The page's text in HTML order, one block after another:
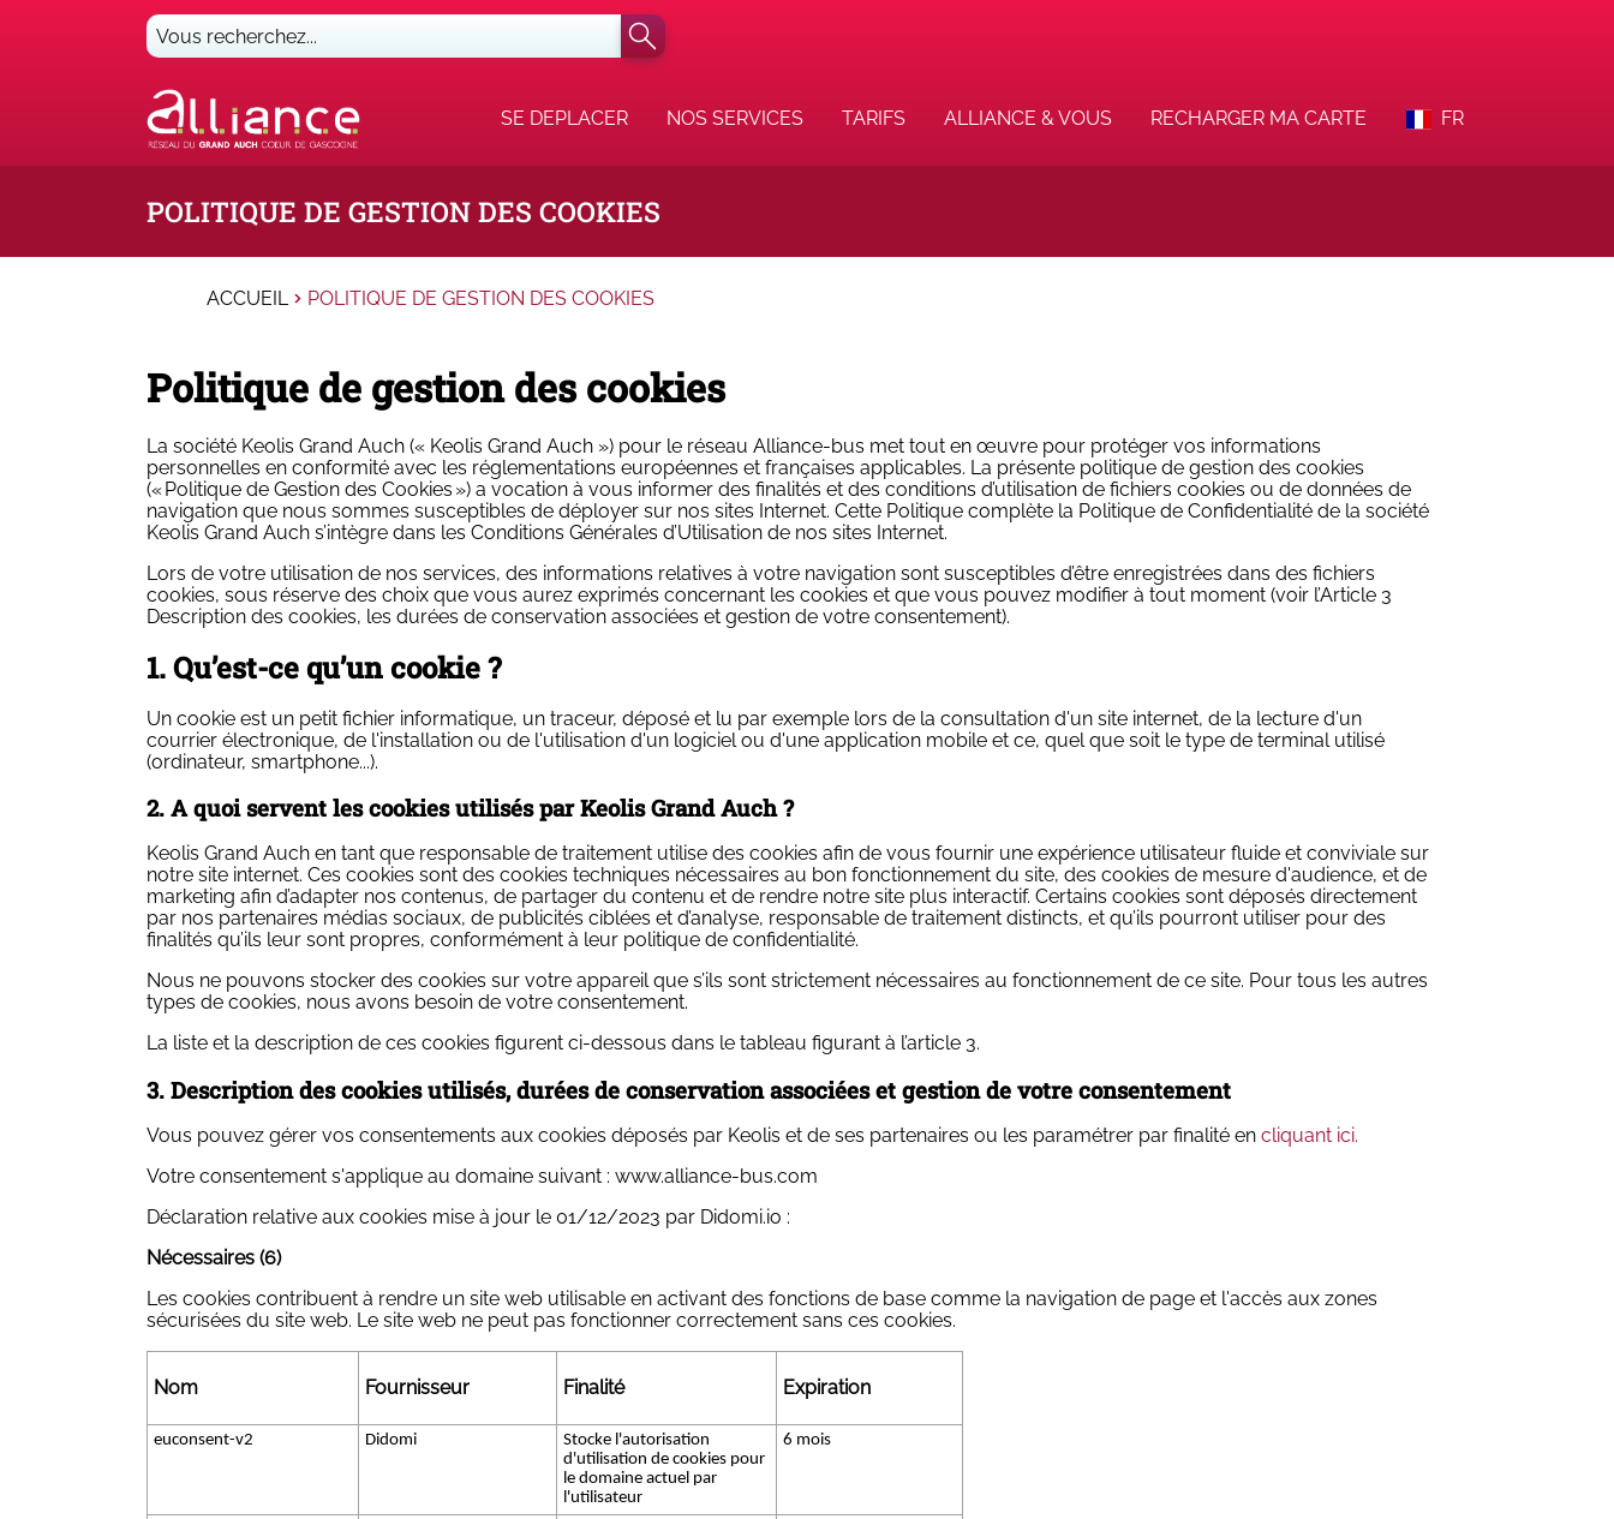
Vous
SE DEPLACER NOS SERVICES TARIFS ALLIANCE & VOUS RECHARGER MA CARTE FR
POLITIQUE DE GESTION DES COOKIES
ACCUEIL POLITIQUE DE GESTION DES COOKIES
Politique de gestion des cookies
La société Keolis Grand Auch (« Keolis Grand Auch ») pour le réseau Alliance-bus met tout en œuvre pour protéger vos informations
personnelles en conformité avec les réglementations européennes et françaises applicables. La présente politique de gestion des cookies
(« Politique de Gestion des Cookies ») a vocation à vous informer des finalités et des conditions d’utilisation de fichiers cookies ou de données de
navigation que nous sommes susceptibles de déployer sur nos sites Internet. Cette Politique complète la Politique de Confidentialité de la société
Keolis Grand Auch s’intègre dans les Conditions Générales d’Utilisation de nos sites Internet.
Lors de votre utilisation de nos services, des informations relatives à votre navigation sont susceptibles d’être enregistrées dans des fichiers
cookies, sous réserve des choix que vous aurez exprimés concernant les cookies et que vous pouvez modifier à tout moment (voir l’Article 3
Description des cookies, les durées de conservation associées et gestion de votre consentement).
1. Qu’est-ce qu’un cookie ?
Un cookie est un petit fichier informatique, un traceur, déposé et lu par exemple lors de la consultation d'un site internet, de la lecture d'un
courrier électronique, de l'installation ou de l'utilisation d'un logiciel ou d'une application mobile et ce, quel que soit le type de terminal utilisé
(ordinateur, smartphone...).
2. A quoi servent les cookies utilisés par Keolis Grand Auch ?
Keolis Grand Auch en tant que responsable de traitement utilise des cookies afin de vous fournir une expérience utilisateur fluide et conviviale sur
notre site internet. Ces cookies sont des cookies techniques nécessaires au bon fonctionnement du site, des cookies de mesure d'audience, et de
marketing afin d’adapter nos contenus, de partager du contenu et de rendre notre site plus interactif. Certains cookies sont déposés directement
par nos partenaires médias sociaux, de publicités ciblées et d’analyse, responsable de traitement distincts, et qu’ils pourront utiliser pour des
finalités qu’ils leur sont propres, conformément à leur politique de confidentialité.
Nous ne pouvons stocker des cookies sur votre appareil que s’ils sont strictement nécessaires au fonctionnement de ce site. Pour tous les autres
types de cookies, nous avons besoin de votre consentement.
La liste et la description de ces cookies figurent ci-dessous dans le tableau figurant à l’article 3.
3. Description des cookies utilisés, durées de conservation associées et gestion de votre consentement
Vous pouvez gérer vos consentements aux cookies déposés par Keolis et de ses partenaires ou les paramétrer par finalité en cliquant ici.
Votre consentement s'applique au domaine suivant : www.alliance-bus.com
Déclaration relative aux cookies mise à jour le 01/12/2023 par Didomi.io :
Nécessaires (6)
Les cookies contribuent à rendre un site web utilisable en activant des fonctions de base comme la navigation de page et l'accès aux zones
sécurisées du site web. Le site web ne peut pas fonctionner correctement sans ces cookies.
Nom Fournisseur Finalité Expiration
euconsent-v2 Didomi
Stocke l'autorisation
d'utilisation de cookies pour
le domaine actuel par
l'utilisateur
6 mois